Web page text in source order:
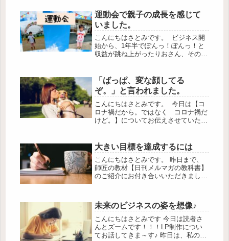
運動会で親子の成長を感じて
いました。
こんにちはさとみです。 ビジネス開
始から、1年半でぽんっ！ぽんっ！と
収益が跳ね上がったりおさん、そのと
て購入してしまいましたが、「やっぱ
りね～。」と、 りおさんを拝見し...
「ばっぱ、変な顔してる
ぞ。」と言われました。
こんにちはさとみです。 今日は【コ
ロナ禍だから。ではなく コロナ禍だ
けど。】についてお伝えさせていただ
悔いの残らないようにしたい。 で
ね、先生に私の気持ちが届いたらし
く、...
大きい目標を達成するには
こんにちはさとみです。 昨日まで、
師匠の教材【日刊メルマガの教科書】
のご紹介にお付き合いいただきまし
ようです。 私からもご購入いただき
まして、ありがとうございます(/・
ω...
未来のビジネスの姿を想像♪
こんにちはさとみです 今日は読者さ
んとズームです！！！LP制作につい
てお話してきま～す♪ 昨日は、私の理